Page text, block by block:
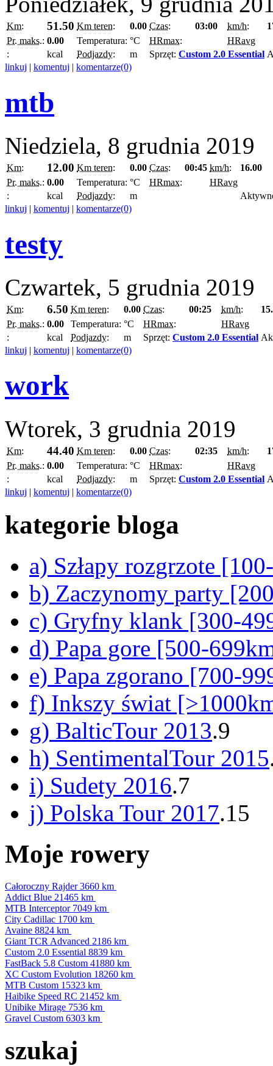
Km: 51.50 Km teren: 0.00 Czas: 03:00 km/h:
Pr. maks.: 0.00 Temperatura: °C HRmax:
HRavg
:
kcal Podjazdy: m Sprzęt: Custom 2.0 Essential
linkuj | komentuj | komentarze(0)
mtb
Niedziela, 8 grudnia 2019
Km: 12.00 Km teren: 0.00 Czas: 00:45 km/h:
16.00
Pr. maks.: 0.00 Temperatura: °C HRmax:
HRavg
:
kcal Podjazdy: m
linkuj | komentuj | komentarze(0)
testy
Czwartek, 5 grudnia 2019
Km: 6.50 Km teren: 0.00 Czas: 00:25 km/h:
Pr. maks.: 0.00 Temperatura: °C HRmax:
HRavg
:
kcal Podjazdy: m Sprzęt: Custom 2.0 Essential
linkuj | komentuj | komentarze(0)
work
Wtorek, 3 grudnia 2019
Km: 44.40 Km teren: 0.00 Czas: 02:35 km/h:
Pr. maks.: 0.00 Temperatura: °C HRmax:
HRavg
:
kcal Podjazdy: m Sprzęt: Custom 2.0 Essential
linkuj | komentuj | komentarze(0)
kategorie bloga
a) Szłapy rozgrzote
b) Zaczynomy party
c) Gryfny klank [300-
d) Papa gore [500-
e) Papa zgorano [700-
f) Inkszy świat
g) BalticTour 2013.9
h) SentimentalTour 2015
i) Sudety 2016.7
j) Polska Tour 2017.15
Moje rowery
Całoroczny Rajder3660 km
Addict Blue 21465 km
MTB Interceptor 7049 km
City Cadillac 1700 km
Avaine 8824 km
Giant TCR Advanced 2186 km
Custom 2.0 Essential 8839 km
FastBack 5.8 Custom 41880 km
XC Custom Evolution 18260 km
MTB Custom 15323 km
Haibike Speed RC 21452 km
Unibike Mirage 7536 km
Gravel Custom 6303 km
szukaj